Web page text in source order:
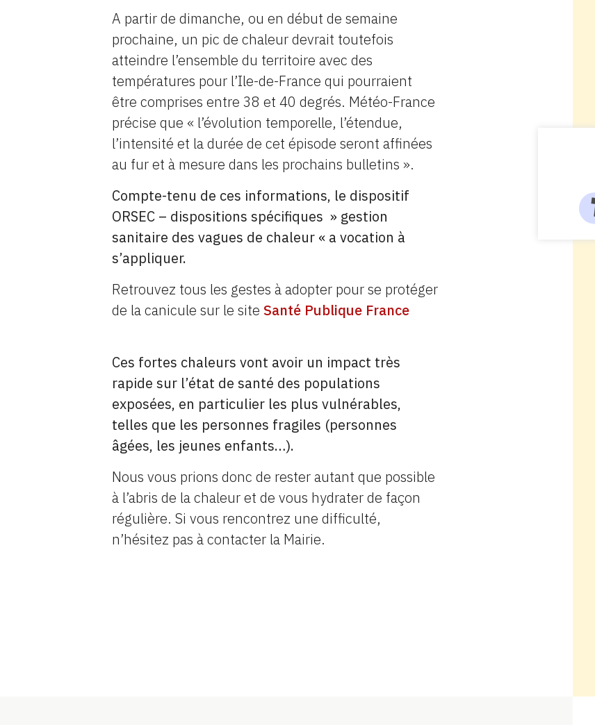
A partir de dimanche, ou en début de semaine
prochaine, un pic de chaleur devrait toutefois
atteindre l’ensemble du territoire avec des
températures pour l’Ile-de-France qui pourraient
être comprises entre 38 et 40 degrés. Météo-France
précise que « l’évolution temporelle, l’étendue,
l’intensité et la durée de cet épisode seront affinées
au fur et à mesure dans les prochains bulletins ».
Compte-tenu de ces informations, le dispositif
ORSEC – dispositions spécifiques » gestion
sanitaire des vagues de chaleur « a vocation à
s’appliquer.
Retrouvez tous les gestes à adopter pour se protéger
de la canicule sur le siteSanté Publique France
Ces fortes chaleurs vont avoir un impact très
rapide sur l’état de santé des populations
exposées, en particulier les plus vulnérables,
telles que les personnes fragiles (personnes
âgées, les jeunes enfants…).
Nous vous prions donc de rester autant que possible
à l’abris de la chaleur et de vous hydrater de façon
régulière. Si vous rencontrez une difficulté,
n’hésitez pas à contacter la Mairie.